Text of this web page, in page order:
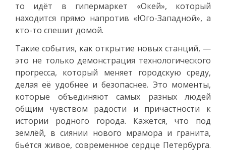
то идёт в гипермаркет «Окей», который
находится прямо напротив «Юго-Западной», а
кто-то спешит домой.
Такие события, как открытие новых станций, —
это не только демонстрация технологического
прогресса, который меняет городскую среду,
делая её удобнее и безопаснее. Это моменты,
которые объединяют самых разных людей
общим чувством радости и причастности к
истории родного города. Кажется, что под
землёй, в сиянии нового мрамора и гранита,
бьётся живое, современное сердце Петербурга.